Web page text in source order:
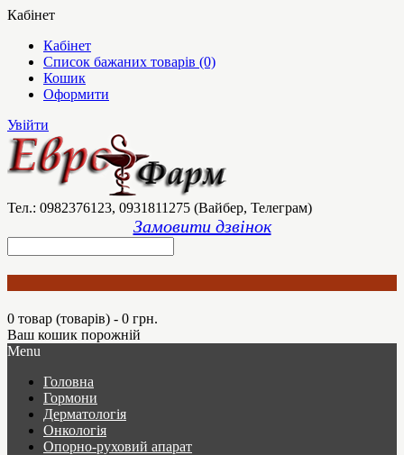
Кабінет
Кабінет
Список бажаних товарів (0)
Кошик
Оформити
Увійти
Тел.: 0982376123, 0931811275 (Вайбер, Телеграм)
Замовити дзвінок
0 товар (товарів) - 0 грн.
Ваш кошик порожній
Menu
Головна
Гормони
Дерматологія
Онкологія
Опорно-руховий апарат